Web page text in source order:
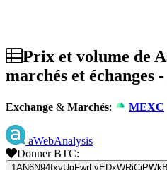
Prix et volume de
marchés et échanges
Exchange & Marchés: MEXC
aWebAnalysis
Donner BTC: